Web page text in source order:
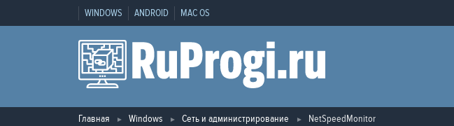
WINDOWS ANDROID MAC OS
Главная Windows Сеть и администрирование NetSpeedMonitor